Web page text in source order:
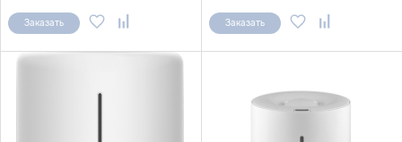
Заказать Заказать